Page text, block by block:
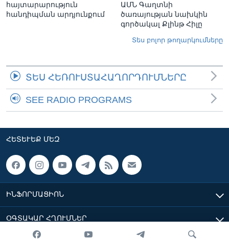
հայտարարություն
հանդիպման արդյունքում
ԱՄՆ Գաղտնի
ծառայության նախկին
գործակալ Քլինթ Հիլը
Տես բոլոր թողարկումները
ՏԵՍ ՀԵՌՈՒՍՏԱՀԱՂՈՐԴՈՒՄՆԵՐԸ
SEE RADIO PROGRAMS
ՀԵՏԵՒԵՔ ՄԵԶ
ԻՆՖՈՐՄԱՑԻՈՆ
ՕԳՏԱԿԱՐ ՀՂՈՒՄՆԵՐ